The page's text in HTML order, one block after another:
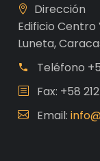
Dirección
Edificio Centro
Luneta,
Teléfono
Fax: +58
Email: